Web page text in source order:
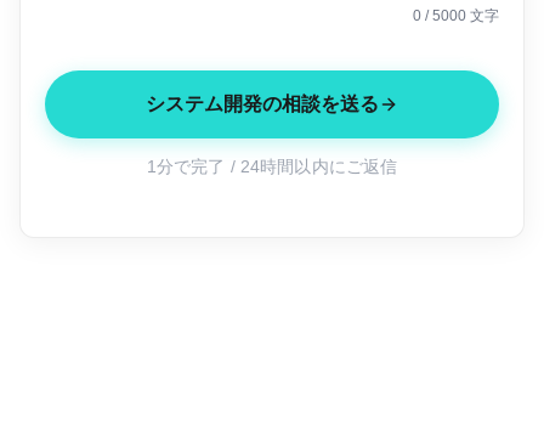
0 / 5000 文字
システム開発の相談を送る
1分で完了 / 24時間以内にご返信